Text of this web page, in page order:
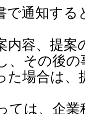
通知する
容、提案
、その後
た場合は、
は、企業